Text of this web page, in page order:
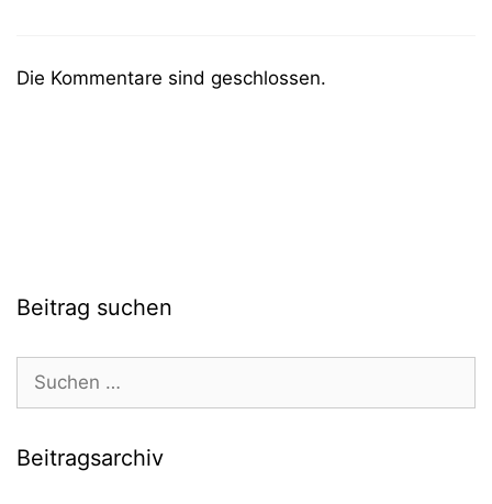
Die Kommentare sind geschlossen.
Beitrag suchen
nach:
Beitragsarchiv